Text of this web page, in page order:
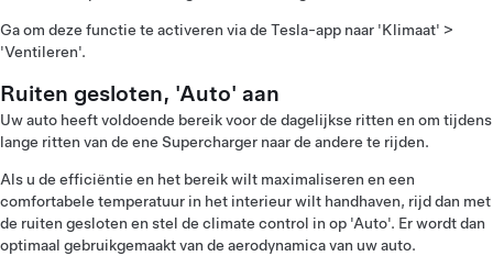
Ga om deze functie te activeren via de Tesla-app naar 'Klimaat' >
'Ventileren'.
Ruiten gesloten, 'Auto' aan
Uw auto heeft voldoende bereik voor de dagelijkse ritten en om tijdens
lange ritten van de ene Supercharger naar de andere te rijden.
Als u de efficiëntie en het bereik wilt maximaliseren en een
comfortabele temperatuur in het interieur wilt handhaven, rijd dan met
de ruiten gesloten en stel de climate control in op 'Auto'. Er wordt dan
optimaal gebruikgemaakt van de aerodynamica van uw auto.